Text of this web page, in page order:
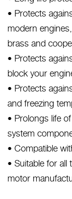
• Protects
modern
brass and
• Protects
block your
• Protects
and freezing
• Prolongs life
system
• Compatible
• Suitable for all
motor